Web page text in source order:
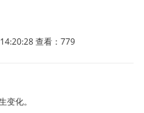
查看： 779
变化。